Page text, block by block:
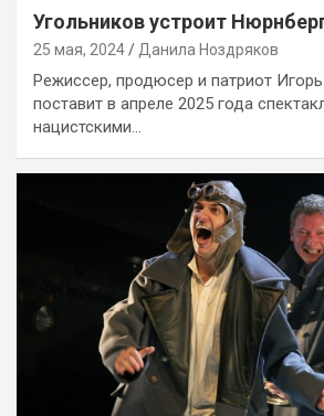
Угольников устроит
25 мая, 2024 Данила Ноздряков
Режиссер, продюсер и патриот
поставит в апреле 2025 года
нацистскими…